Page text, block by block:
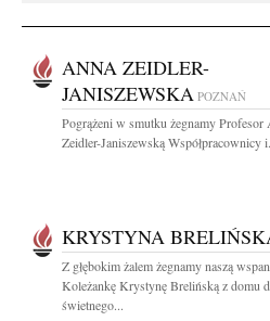
ANNA ZEIDLER-
JANISZEWSKA POZNAŃ
Pogrążeni w smutku żegnamy Profesor
Zeidler-Janiszewską Współpracownicy
KRYSTYNA
Z głębokim żalem żegnamy naszą
Koleżankę Krystynę Brelińską z domu
świetnego...